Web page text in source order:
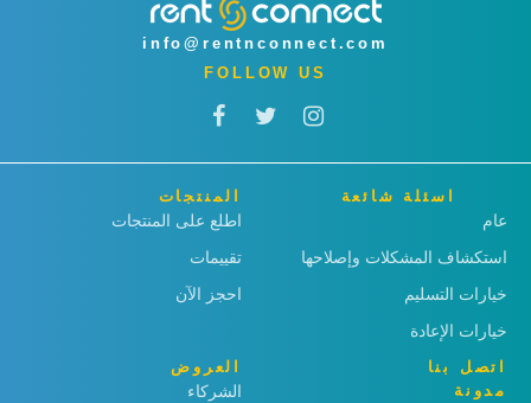
info@rentnconnect.com
FOLLOW US
المنتجات
اطلع على المنتجات
تقييمات
احجز الآن
اسئلة شائعة
عام
استكشاف المشكلات وإصلاحها
خيارات التسليم
خيارات الإعادة
العروض
الشركاء
اتصل بنا
مدونة